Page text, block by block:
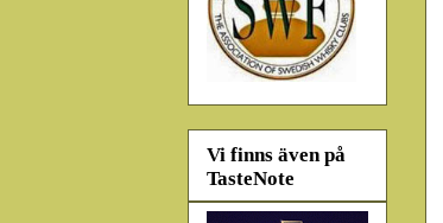
Vi finns även på
TasteNote